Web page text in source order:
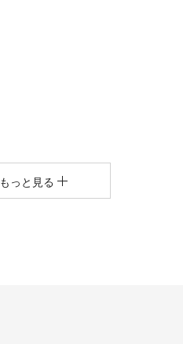
もっと見る